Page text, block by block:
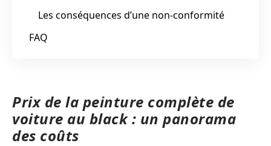
Les conséquences d’une non-conformité
FAQ
Prix de la peinture complète de
voiture au black : un panorama
des coûts